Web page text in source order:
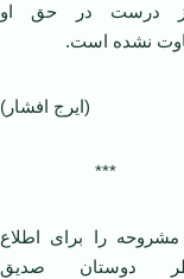
درست در حق او
نشده است.
(ایرج افشار)
***
مشروحه را برای اطلاع
دوستان صدیق